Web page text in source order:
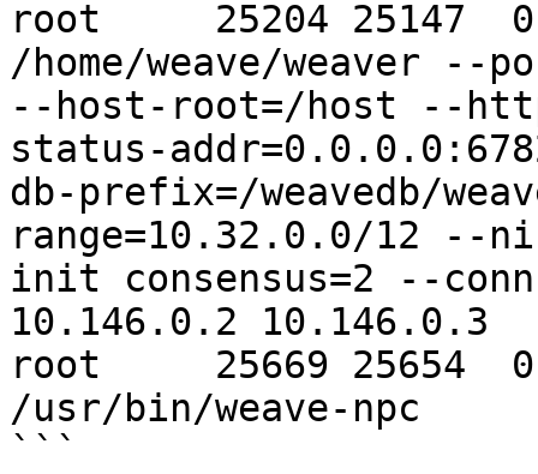
root     25204 25147
/home/weave/weaver --
--host-root=/host --
status-
db-prefix=/weavedb/
range=10.32.0.0/12 --
init consensus=2 --
10.146.0.2 10.146.0.3
root     25669 25654
/usr/bin/weave-npc
```